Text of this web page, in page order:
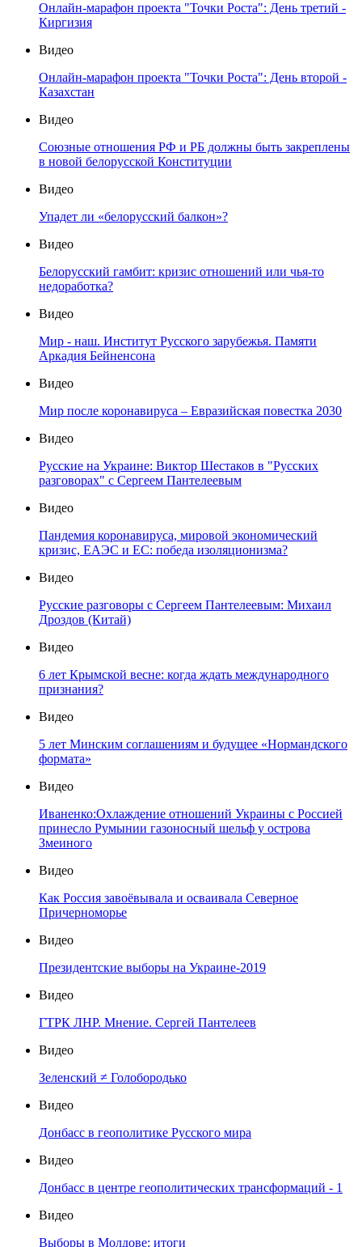
Онлайн-марафон проекта "Точки Роста": День третий -
Киргизия
Видео
Онлайн-марафон проекта "Точки Роста": День второй -
Казахстан
Видео
Союзные отношения РФ и РБ должны быть закреплены
в новой белорусской Конституции
Видео
Упадет ли «белорусский балкон»?
Видео
Белорусский гамбит: кризис отношений или чья-то
недоработка?
Видео
Мир - наш. Институт Русского зарубежья. Памяти
Аркадия Бейненсона
Видео
Мир после коронавируса – Евразийская повестка 2030
Видео
Русские на Украине: Виктор Шестаков в "Русских
разговорах" с Сергеем Пантелеевым
Видео
Пандемия коронавируса, мировой экономический
кризис, ЕАЭС и ЕС: победа изоляционизма?
Видео
Русские разговоры с Сергеем Пантелеевым: Михаил
Дроздов (Китай)
Видео
6 лет Крымской весне: когда ждать международного
признания?
Видео
5 лет Минским соглашениям и будущее «Нормандского
формата»
Видео
Иваненко:Охлаждение отношений Украины с Россией
принесло Румынии газоносный шельф у острова
Змеиного
Видео
Как Россия завоёвывала и осваивала Северное
Причерноморье
Видео
Президентские выборы на Украине-2019
Видео
ГТРК ЛНР. Мнение. Сергей Пантелеев
Видео
Зеленский ≠ Голобородько
Видео
Донбасс в геополитике Русского мира
Видео
Донбасс в центре геополитических трансформаций - 1
Видео
Выборы в Молдове: итоги